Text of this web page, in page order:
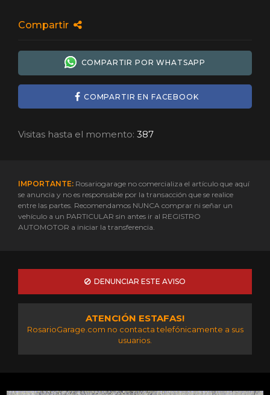
Compartir
COMPARTIR POR WHATSAPP
COMPARTIR EN FACEBOOK
Visitas hasta el momento: 387
IMPORTANTE: Rosariogarage no comercializa el artículo que aquí
se anuncia y no es responsable por la transacción que se realice
entre las partes. Recomendamos NUNCA comprar ni señar un
vehículo a un PARTICULAR sin antes ir al REGISTRO
AUTOMOTOR a iniciar la transferencia.
DENUNCIAR ESTE AVISO
ATENCIÓN ESTAFAS!
RosarioGarage.com no contacta telefónicamente a sus
usuarios.